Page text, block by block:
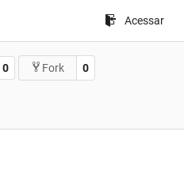
Acessar
0 Fork 0